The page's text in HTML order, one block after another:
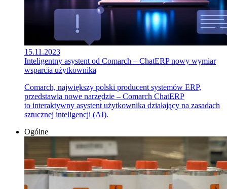
15.11.2023
Inteligentny asystent od Comarch – ChatERP nowy wymiar
wsparcia użytkownika
Comarch, największy polski producent systemów ERP,
przedstawia nowe narzędzie – Comarch ChatERP
to interaktywny asystent użytkownika działający na zasadach
sztucznej inteligencji (AI).
Ogólne